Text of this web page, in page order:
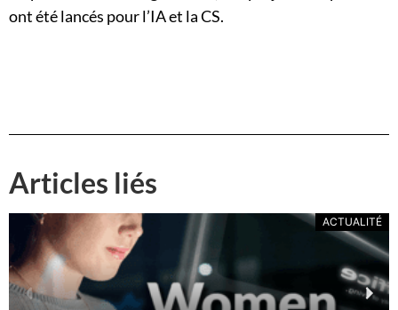
ont été lancés pour l’IA et la CS.
Articles liés
ACTUALITÉ